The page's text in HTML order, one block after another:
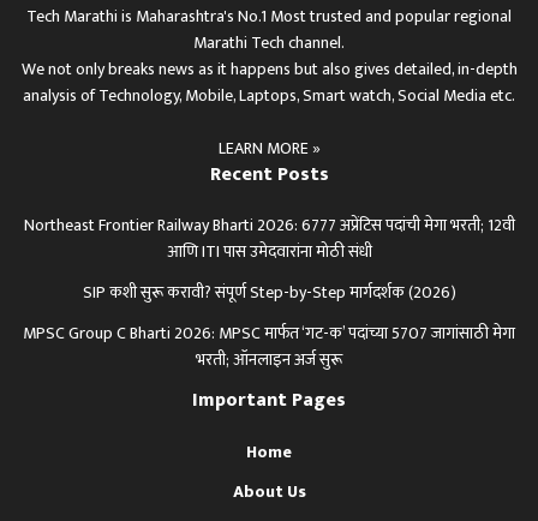
Tech Marathi is Maharashtra's No.1 Most trusted and popular regional
Marathi Tech channel.
We not only breaks news as it happens but also gives detailed, in-depth
analysis of Technology, Mobile, Laptops, Smart watch, Social Media etc.
LEARN MORE »
Recent Posts
Northeast Frontier Railway Bharti 2026: 6777 अप्रेंटिस पदांची मेगा भरती; 12वी
आणि ITI पास उमेदवारांना मोठी संधी
SIP कशी सुरू करावी? संपूर्ण Step-by-Step मार्गदर्शक (2026)
MPSC Group C Bharti 2026: MPSC मार्फत ‘गट-क’ पदांच्या 5707 जागांसाठी मेगा
भरती; ऑनलाइन अर्ज सुरू
Important Pages
Home
About Us